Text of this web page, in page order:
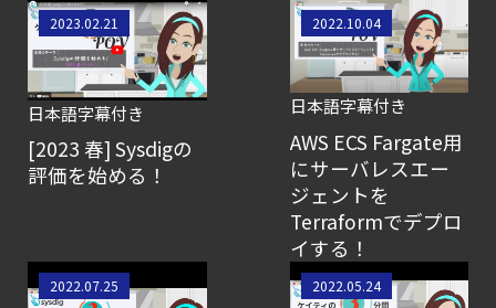
のための Headless
Cloud Security
ガイド
CWPP（Cloud
Platform）とは？
クラウドワークロードを守る最新セキュリテ
2023.02.21
日本語字幕付き
[2023 春] Sysdigの
評価を始める！
2022.10.04
日本語字幕付き
AWS ECS Fargate用
にサーバレスエー
ジェントを
Terraformでデプロ
イする！
2022.07.25 2022.05.24